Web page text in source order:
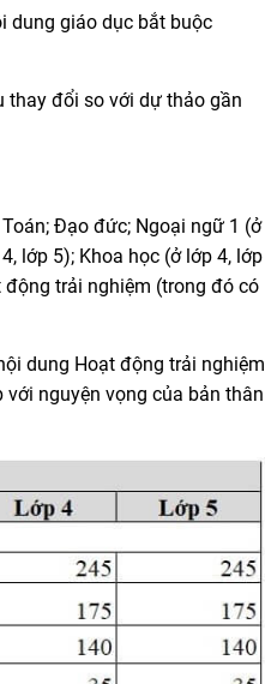
dung giáo dục bắt buộc
thay đổi so với dự thảo gần
Đạo đức; Ngoại ngữ 1 (ở
lớp 5); Khoa học (ở lớp 4, lớp
động trải nghiệm (trong đó có
dung Hoạt động trải nghiệm
nguyện vọng của bản thân